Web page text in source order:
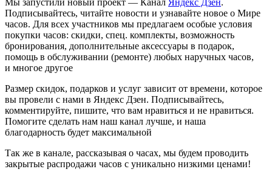
Подписывайтесь, читайте новости и узнавайте новое о Мире
часов. Для всех участников мы предлагаем особые условия
покупки часов: скидки, спец. комплекты, возможность
бронирования, дополнительные аксессуары в подарок,
помощь в обслуживании (ремонте) любых наручных часов,
и многое другое
Размер скидок, подарков и услуг зависит от времени, которое
вы провели с нами в Яндекс Дзен. Подписывайтесь,
комментируйте, пишите, что вам нравиться и не нравиться.
Помогите сделать нам наш канал лучше, и наша
благодарность будет максимальной
Так же в канале, рассказывая о часах, мы будем проводить
закрытые распродажи часов с уникально низкими ценами!